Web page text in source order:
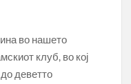
во нашето
клуб, во кој
деветто